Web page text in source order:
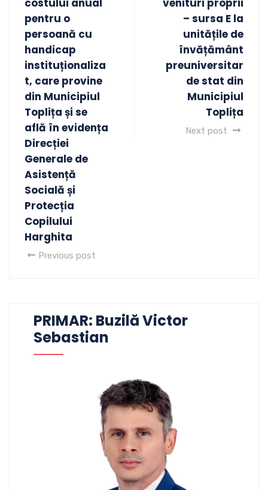
pentru o
persoană cu
handicap
instituționaliza
t, care provine
din Municipiul
Toplița și se
află în evidența
Direcției
Generale de
Asistență
Socială și
Protecția
Copilului
Harghita
Previous post
– sursa E la
unitățile de
învățământ
preuniversitar
de stat din
Municipiul
Toplița
Next post
PRIMAR: Buzilă Victor
Sebastian